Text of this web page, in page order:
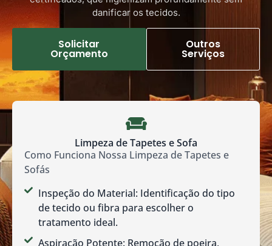
danificar os tecidos.
Solicitar
Orçamento
Outros
Serviços
Limpeza de Tapetes e Sofa
Como Funciona Nossa Limpeza de Tapetes e
Sofás
Inspeção do Material: Identificação do tipo
de tecido ou fibra para escolher o
tratamento ideal.
Aspiração Potente: Remoção de poeira,